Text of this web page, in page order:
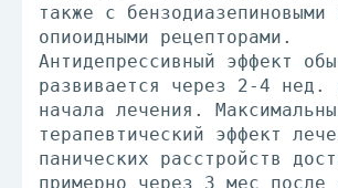
также с бензодиазепиновыми
опиоидными рецепторами.
Антидепрессивный эффект
развивается через 2-4 нед.
начала лечения.
терапевтический эффект
панических расстройств
примерно через 3 мес после